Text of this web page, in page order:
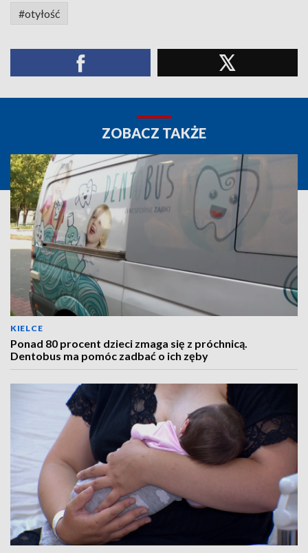
#otyłość
ZOBACZ TAKŻE
KIELCE
Ponad 80 procent dzieci zmaga się z próchnicą.
Dentobus ma pomóc zadbać o ich zęby